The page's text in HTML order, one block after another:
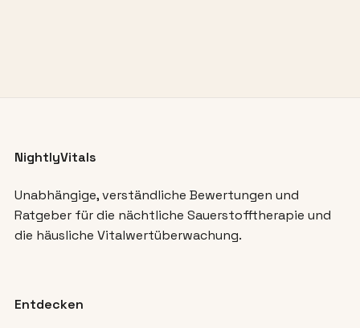
NightlyVitals
Unabhängige, verständliche Bewertungen und
Ratgeber für die nächtliche Sauerstofftherapie und
die häusliche Vitalwertüberwachung.
Entdecken